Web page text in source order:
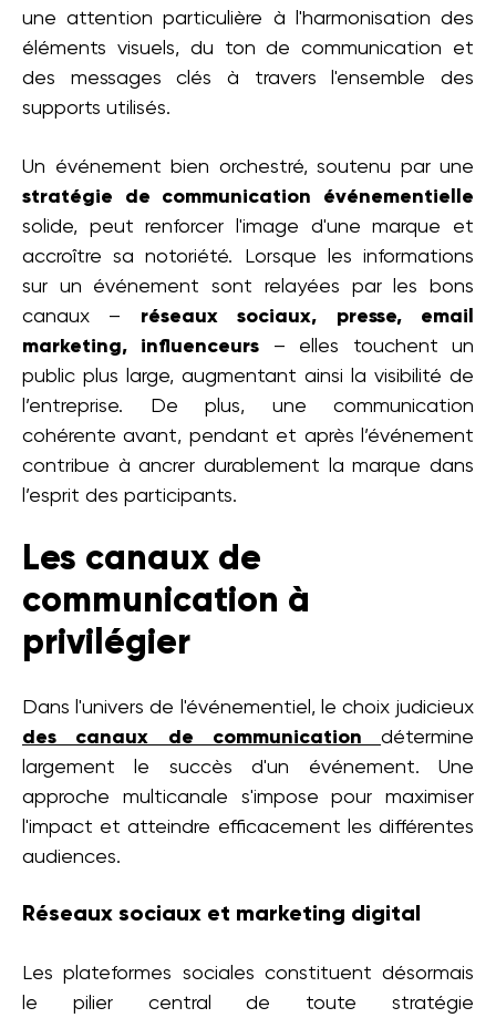
une attention particulière à l'harmonisation des
éléments visuels, du ton de communication et
des messages clés à travers l'ensemble des
supports utilisés.
Un événement bien orchestré, soutenu par une
stratégie de communication événementielle
solide, peut renforcer l'image d'une marque et
accroître sa notoriété. Lorsque les informations
sur un événement sont relayées par les bons
canaux – réseaux sociaux, presse, email
marketing, influenceurs – elles touchent un
public plus large, augmentant ainsi la visibilité de
l’entreprise. De plus, une communication
cohérente avant, pendant et après l’événement
contribue à ancrer durablement la marque dans
l’esprit des participants.
Les canaux de
communication à
privilégier
Dans l'univers de l'événementiel, le choix judicieux
des canaux de communication détermine
largement le succès d'un événement. Une
approche multicanale s'impose pour maximiser
l'impact et atteindre efficacement les différentes
audiences.
Réseaux sociaux et marketing digital
Les plateformes sociales constituent désormais
le pilier central de toute stratégie